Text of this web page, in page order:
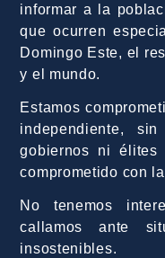
informar a la
que ocurren
Domingo Este, el
y el mundo.
Estamos
independiente,
gobiernos ni élites
comprometido con
No tenemos
callamos ante
insostenibles.